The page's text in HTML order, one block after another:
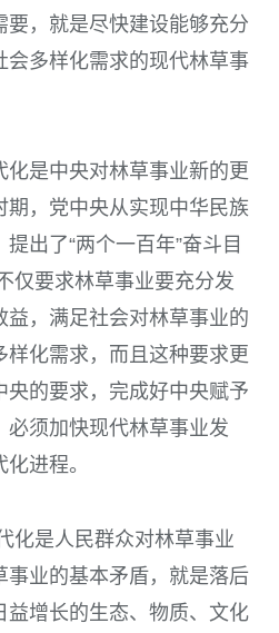
要，就是尽快建设能够充分
会多样化需求的现代林草事
是中央对林草事业新的更
期，党中央从实现中华民族
出了“两个一百年”奋斗目
仅要求林草事业要充分发
益，满足社会对林草事业的
样化需求，而且这种要求更
央的要求，完成好中央赋予
必须加快现代林草事业发
进程。
是人民群众对林草事业
事业的基本矛盾，就是落后
益增长的生态、物质、文化